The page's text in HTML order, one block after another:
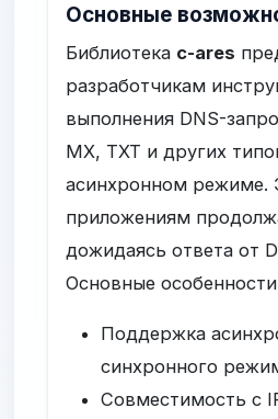
Основные
Библиотека c-ares
разработчикам
выполнения DNS-
MX, TXT и других
асинхронном режиме.
приложениям
дожидаясь ответа от
Основные
Поддержка
синхронного
Совместимость с